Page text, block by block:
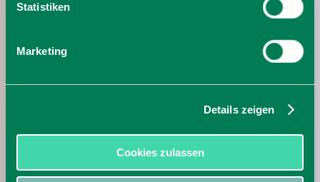
Statistiken
Marketing
Details zeigen
Cookies zulassen